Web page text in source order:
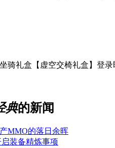
骑礼盒【虚空交椅礼盒】登
典的新闻
MMO的落日余晖
装备精炼事项